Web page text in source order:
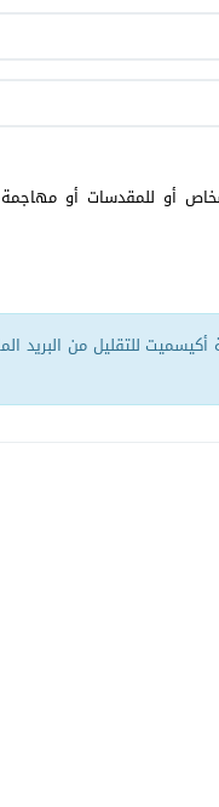
أو للمقدسات أو مهاجمة
للتقليل من البريد